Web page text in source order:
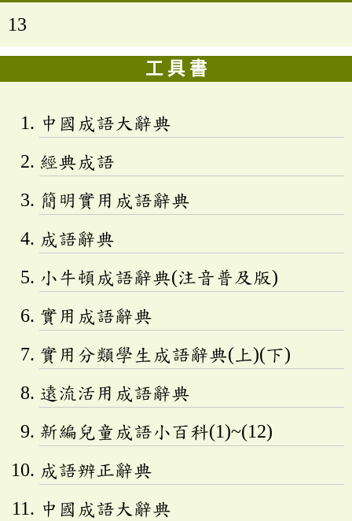
13
工 具 書
中國成語大辭典
經典成語
簡明實用成語辭典
成語辭典
小牛頓成語辭典(注音普及版)
實用成語辭典
實用分類學生成語辭典(上)(下)
遠流活用成語辭典
新編兒童成語小百科(1)~(12)
成語辨正辭典
中國成語大辭典